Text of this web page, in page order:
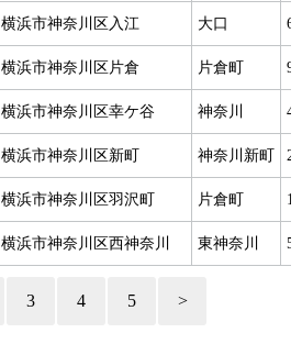
横浜市神奈川区入江 大口 6
横浜市神奈川区片倉 片倉町 9
横浜市神奈川区幸ケ谷 神奈川 4
横浜市神奈川区新町 神奈川新町 2
横浜市神奈川区羽沢町 片倉町
横浜市神奈川区西神奈川 東神奈川 5
3 4 5 >